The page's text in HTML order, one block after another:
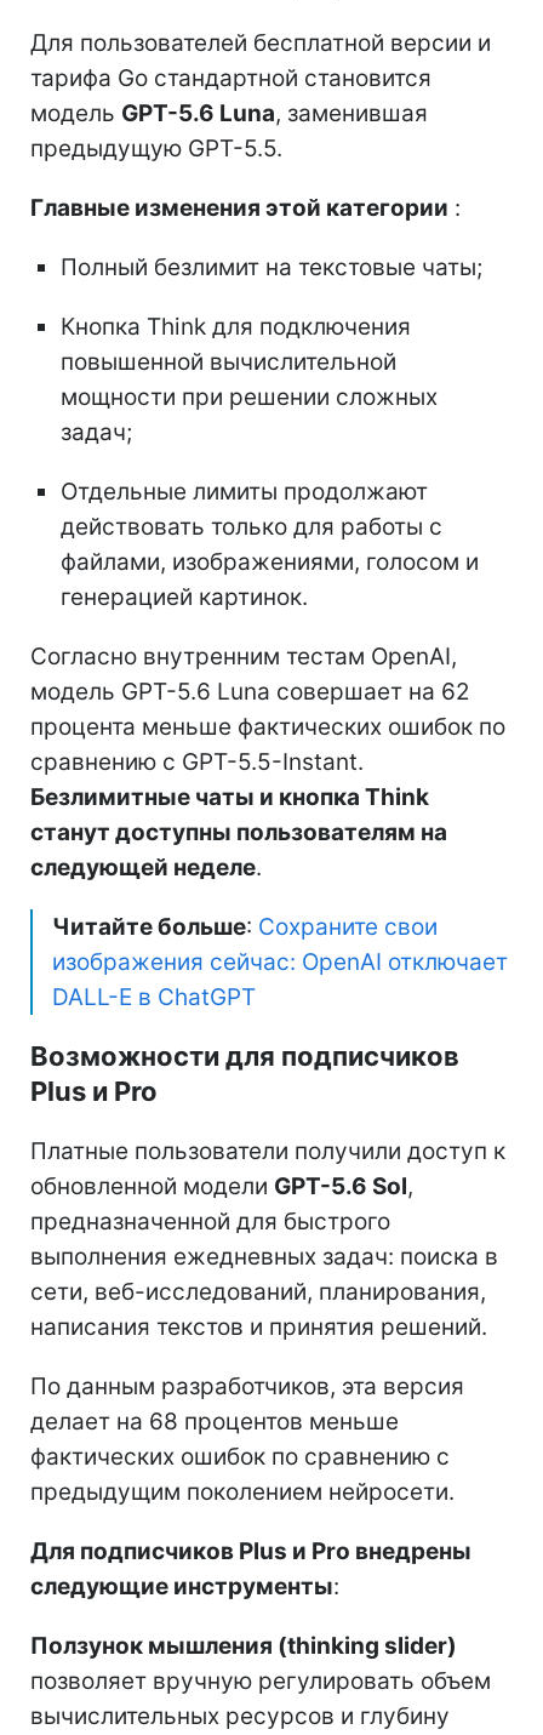
Для пользователей бесплатной версии и
тарифа Go стандартной становится
модель GPT-5.6 Luna, заменившая
предыдущую GPT-5.5.
Главные изменения этой категории :
Полный безлимит на текстовые чаты;
Кнопка Think для подключения
повышенной вычислительной
мощности при решении сложных
задач;
Отдельные лимиты продолжают
действовать только для работы с
файлами, изображениями, голосом и
генерацией картинок.
Согласно внутренним тестам OpenAI,
модель GPT-5.6 Luna совершает на 62
процента меньше фактических ошибок по
сравнению с GPT-5.5-Instant.
Безлимитные чаты и кнопка Think
станут доступны пользователям на
следующей неделе.
Читайте больше: Сохраните свои
изображения сейчас: OpenAI отключает
DALL-E в ChatGPT
Возможности для подписчиков
Plus и Pro
Платные пользователи получили доступ к
обновленной модели GPT-5.6 Sol,
предназначенной для быстрого
выполнения ежедневных задач: поиска в
сети, веб-исследований, планирования,
написания текстов и принятия решений.
По данным разработчиков, эта версия
делает на 68 процентов меньше
фактических ошибок по сравнению с
предыдущим поколением нейросети.
Для подписчиков Plus и Pro внедрены
следующие инструменты:
Ползунок мышления (thinking slider)
позволяет вручную регулировать объем
вычислительных ресурсов и глубину